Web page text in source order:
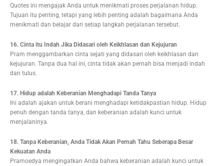
Quotes ini mengajak Anda untuk menikmati proses perjalanan hidup.
Tujuan itu penting, tetapi yang lebih penting adalah bagaimana Anda
menikmati dan belajar dari setiap langkah perjalanan tersebut.
16. Cinta itu Indah Jika Didasari oleh Keikhlasan dan Kejujuran
Pram menggambarkan cinta sejati yang didasari oleh keikhlasan dan
kejujuran. Tanpa dua hal ini, cinta tidak akan pernah bisa menjadi indah
dan tulus.
17. Hidup adalah Keberanian Menghadapi Tanda Tanya
Ini adalah ajakan untuk berani menghadapi ketidakpastian hidup. Hidup
penuh dengan tanda tanya, dan keberanian adalah kunci untuk
menjalaninya.
18. Tanpa Keberanian, Anda Tidak Akan Pernah Tahu Seberapa Besar
Kekuatan Anda
Pramoedya mengingatkan Anda bahwa keberanian adalah kunci untuk